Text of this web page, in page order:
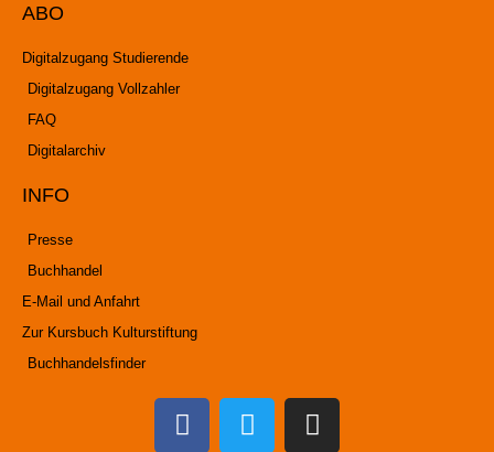
ABO
Digitalzugang Studierende
Digitalzugang Vollzahler
FAQ
Digitalarchiv
INFO
Presse
Buchhandel
E-Mail und Anfahrt
Zur Kursbuch Kulturstiftung
Buchhandelsfinder